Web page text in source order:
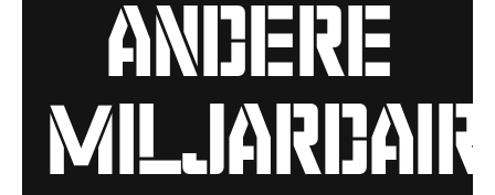
andere
miljardair